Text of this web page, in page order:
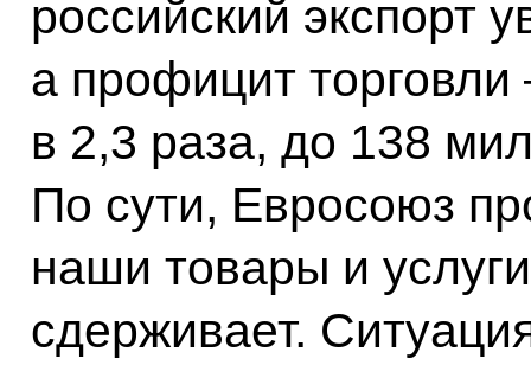
российский экспорт
а профицит
в 2,3 раза, до 138
По сути, Евросоюз
наши товары и
сдерживает.